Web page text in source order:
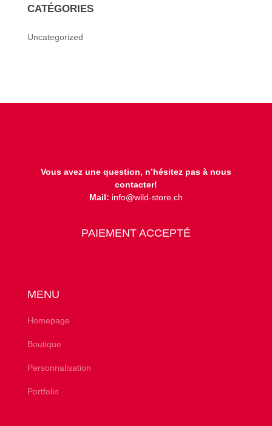
CATÉGORIES
Uncategorized
Vous avez une question, n’hésitez pas à nous
contacter!
Mail: info@wild-store.ch
PAIEMENT ACCEPTÉ
MENU
Homepage
Boutique
Personnalisation
Portfolio